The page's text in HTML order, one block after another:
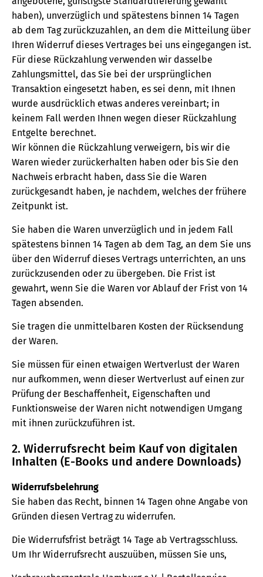
haben), unverzüglich und spätestens binnen 14 Tagen
ab dem Tag zurückzuzahlen, an dem die Mitteilung über
Ihren Widerruf dieses Vertrages bei uns eingegangen ist.
Für diese Rückzahlung verwenden wir dasselbe
Zahlungsmittel, das Sie bei der ursprünglichen
Transaktion eingesetzt haben, es sei denn, mit Ihnen
wurde ausdrücklich etwas anderes vereinbart; in
keinem Fall werden Ihnen wegen dieser Rückzahlung
Entgelte berechnet.
Wir können die Rückzahlung verweigern, bis wir die
Waren wieder zurückerhalten haben oder bis Sie den
Nachweis erbracht haben, dass Sie die Waren
zurückgesandt haben, je nachdem, welches der frühere
Zeitpunkt ist.
Sie haben die Waren unverzüglich und in jedem Fall
spätestens binnen 14 Tagen ab dem Tag, an dem Sie uns
über den Widerruf dieses Vertrags unterrichten, an uns
zurückzusenden oder zu übergeben. Die Frist ist
gewahrt, wenn Sie die Waren vor Ablauf der Frist von 14
Tagen absenden.
Sie tragen die unmittelbaren Kosten der Rücksendung
der Waren.
Sie müssen für einen etwaigen Wertverlust der Waren
nur aufkommen, wenn dieser Wertverlust auf einen zur
Prüfung der Beschaffenheit, Eigenschaften und
Funktionsweise der Waren nicht notwendigen Umgang
mit ihnen zurückzuführen ist.
2. Widerrufsrecht beim Kauf von digitalen
Inhalten (E-Books und andere Downloads)
Widerrufsbelehrung
Sie haben das Recht, binnen 14 Tagen ohne Angabe von
Gründen diesen Vertrag zu widerrufen.
Die Widerrufsfrist beträgt 14 Tage ab Vertragsschluss.
Um Ihr Widerrufsrecht auszuüben, müssen Sie uns,